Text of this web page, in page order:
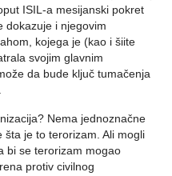
ISIL-a mesijanski pokret
dokazuje i njegovim
kojega je (kao i šiite
svojim glavnim
da bude ključ tumačenja
Nema jednoznačne
šta je to terorizam. Ali mogli
bi se terorizam mogao
protiv civilnog